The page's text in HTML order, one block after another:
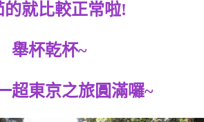
的就比較正常啦!
舉杯乾杯~
超東京之旅圓滿囉~